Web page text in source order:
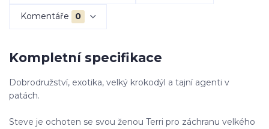
Komentáře 0
Kompletní specifikace
Dobrodružství, exotika, velký krokodýl a tajní agenti v
patách.
Steve je ochoten se svou ženou Terri pro záchranu velkého